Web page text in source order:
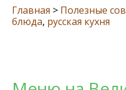
Главная > Полезные
блюда, русская кухня